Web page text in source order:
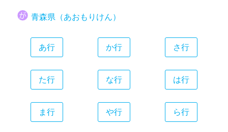
青森県（あおもりけん）
あ行 か行 さ行
た行 な行 は行
ま行 や行 ら行